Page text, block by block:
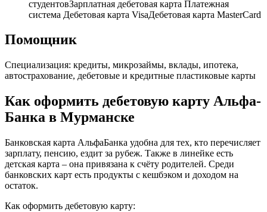
студентовЗарплатная дебетовая карта Платежная
система Дебетовая карта VisaДебетовая карта MasterCard
Помощник
Специализация: кредиты, микрозаймы, вклады, ипотека,
автострахование, дебетовые и кредитные пластиковые карты
Как оформить дебетовую карту Альфа-
Банка в Мурманске
Банковская карта АльфаБанка удобна для тех, кто перечисляет
зарплату, пенсию, ездит за рубеж. Также в линейке есть
детская карта – она привязана к счёту родителей. Среди
банковских карт есть продукты с кешбэком и доходом на
остаток.
Как оформить дебетовую карту: